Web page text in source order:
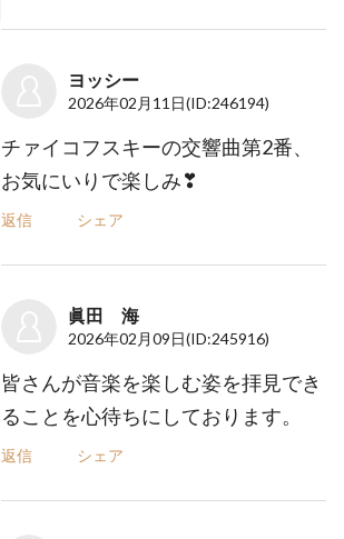
ヨッシー
2026年02月11日(ID:246194)
チァイコフスキーの交響曲第2番、
お気にいりで楽しみ❣
返信 シェア
眞田 海
2026年02月09日(ID:245916)
皆さんが音楽を楽しむ姿を拝見でき
ることを心待ちにしております。
返信 シェア